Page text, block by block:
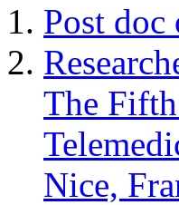
Post
The
Nice,